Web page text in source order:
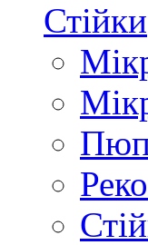
Стійки